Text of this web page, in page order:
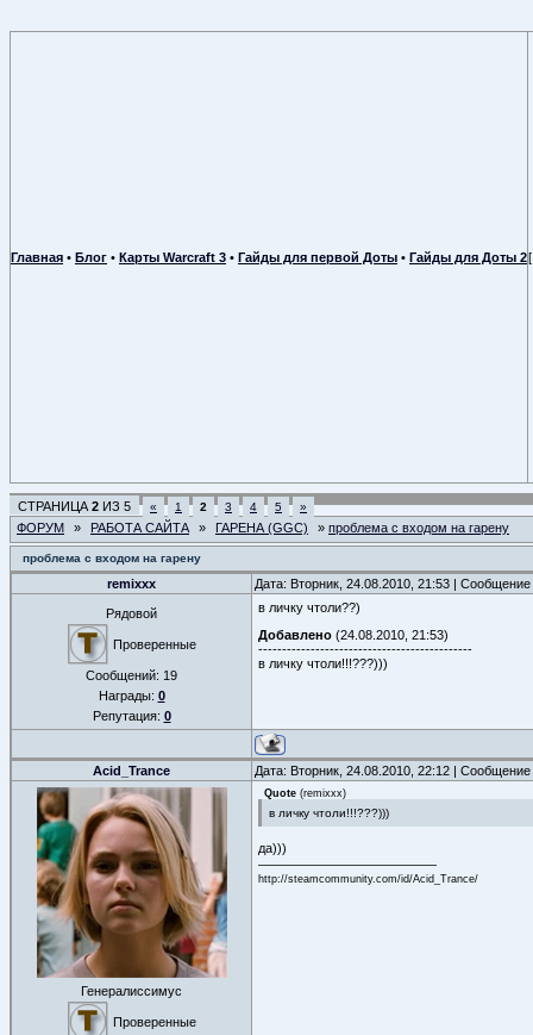
Главная • Блог • Карты Warcraft 3 • Гайды для первой Доты • Гайды для Доты 2
СТРАНИЦА 2 ИЗ 5 « 1 2 3 4 5 »
ФОРУМ » РАБОТА САЙТА » ГАРЕНА (GGC) » проблема с входом на гарену
проблема с входом на гарену
remixxx Дата: Вторник, 24.08.2010, 21:53 |
Рядовой
Проверенные
Сообщений: 19
Награды: 0
Репутация: 0
в личку чтоли??)
Добавлено (24.08.2010, 21:53)
---------------------------------------------
в личку чтоли!!!???)))
Acid_Trance Дата: Вторник, 24.08.2010, 22:12 |
Генералиссимус
Проверенные
Quote (remixxx)
в личку чтоли!!!???)))
да)))
http://steamcommunity.com/id/Acid_Trance/